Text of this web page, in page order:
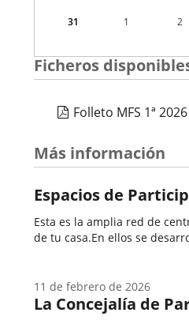
31 1 2
Ficheros
Folleto MFS 1ª 2026
Más información
Espacios de
Esta es la amplia red de
de tu casa.En ellos se
La Concejalía de
11 de febrero de 2026